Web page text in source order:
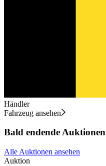
Händler
Fahrzeug ansehen
Bald endende Auktionen
Alle Auktionen ansehen
Auktion